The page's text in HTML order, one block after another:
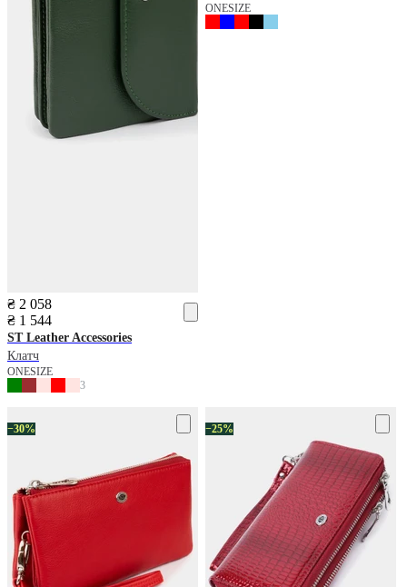
₴ 2 058
₴ 1 544
ST Leather Accessories
Клатч
ONESIZE
3
ONESIZE
−30% −25%